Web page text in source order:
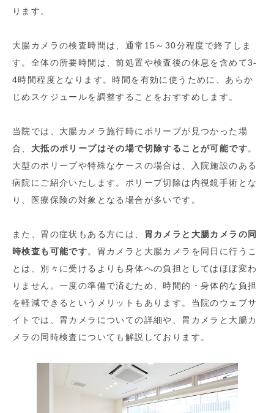
ります。
大腸カメラの検査時間は、通常15～30分程度で終了しま
す。全体の所要時間は、前処置や検査後の休息を含めて3-
4時間程度となります。時間を有効に使うために、あらか
じめスケジュールを調整することをおすすめします。
当院では、大腸カメラ施行時にポリープが見つかった場
合、 大抵のポリープはその場で切除することが可能です。
大型のポリープや特殊なケースの場合は、入院施設のある
病院にご紹介いたします。ポリープ切除は内視鏡手術とな
り、医療保険の対象となる場合が多いです。
また、胃の症状もある方には、
胃カメラと大腸カメラの同
時検査も可能です。胃カメラと大腸カメラを同日に行うこ
とは、別々に受けるよりも身体への負担としてはほぼ変わ
りません。一度の準備で済むため、時間的・身体的な負担
を軽減できるというメリットもあります。当院のウェブサ
イトでは、胃カメラについての詳細や、胃カメラと大腸カ
メラの同時検査についても解説しております。